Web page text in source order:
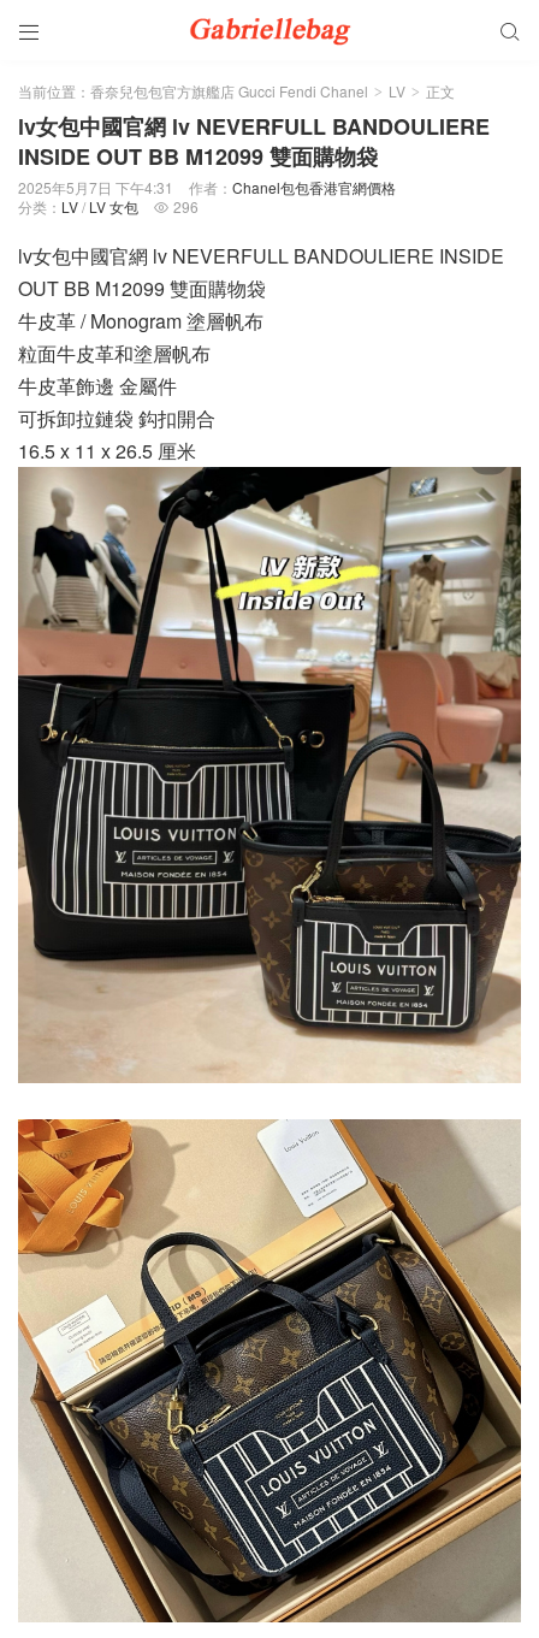
 
当前位置： 香奈兒包包官方旗艦店 Gucci Fendi Chanel > LV > 正文
lv女包中國官網 lv NEVERFULL BANDOULIERE
INSIDE OUT BB M12099 雙面購物袋
2025年5月7日 下午4:31 作者： Chanel包包香港官網價格
分类： LV/ LV 女包  296
lv女包中國官網 lv NEVERFULL BANDOULIERE INSIDE
OUT BB M12099 雙面購物袋
牛皮革 / Monogram 塗層帆布
粒面牛皮革和塗層帆布
牛皮革飾邊 金屬件
可拆卸拉鏈袋 鈎扣開合
16.5 x 11 x 26.5 厘米